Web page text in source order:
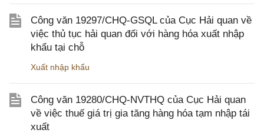
Công văn 19297/CHQ-GSQL của Cục Hải quan về
việc thủ tục hải quan đối với hàng hóa xuất nhập
khẩu tại chỗ
Xuất nhập khẩu
Công văn 19280/CHQ-NVTHQ của Cục Hải quan
về việc thuế giá trị gia tăng hàng hóa tạm nhập tái
xuất